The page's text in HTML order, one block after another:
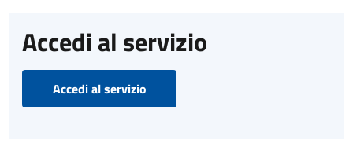
Accedi al servizio
Accedi al servizio